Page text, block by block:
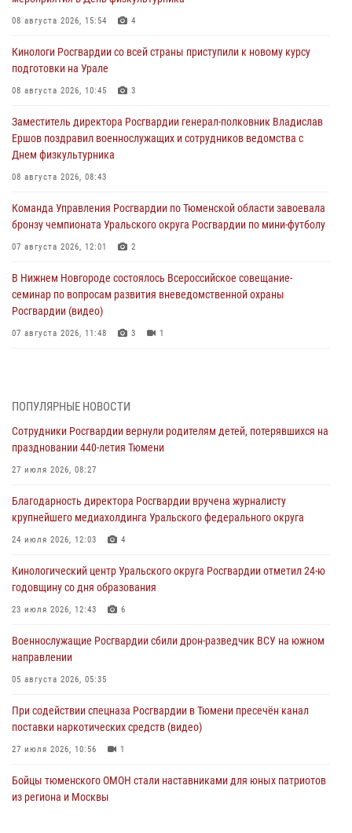
08 августа 2026, 15:54 4
Кинологи Росгвардии со всей страны приступили к новому курсу
подготовки на Урале
08 августа 2026, 10:45 3
Заместитель директора Росгвардии генерал-полковник Владислав
Ершов поздравил военнослужащих и сотрудников ведомства с
Днем физкультурника
08 августа 2026, 08:43
Команда Управления Росгвардии по Тюменской области завоевала
бронзу чемпионата Уральского округа Росгвардии по мини-футболу
07 августа 2026, 12:01 2
В Нижнем Новгороде состоялось Всероссийское совещание-
семинар по вопросам развития вневедомственной охраны
Росгвардии (видео)
07 августа 2026, 11:48 3 1
07 августа 2026, 10:57 5
Память военнослужащих, погибших в разные годы при исполнении
воинского долга, почтили в кинологическом центре Уральского
округа Росгвардии
Росгвардейцы в Тюменской области знакомят детей со своей
службой и напоминают о мерах безопасности
Росгвардейцы приняли участие в фотопроекте «Прогуляемся по
Тюменской области» в рамках акции «Храним огонь Победы»
Росгвардейцы в Тюменской области почтили память генерала
армии Ивана Кирилловича Яковлева
ПОПУЛЯРНЫЕ НОВОСТИ
Сотрудники Росгвардии вернули родителям детей, потерявшихся на
праздновании 440-летия Тюмени
27 июля 2026, 08:27
Благодарность директора Росгвардии вручена журналисту
крупнейшего медиахолдинга Уральского федерального округа
24 июля 2026, 12:03 4
Кинологический центр Уральского округа Росгвардии отметил 24-ю
годовщину со дня образования
23 июля 2026, 12:43 6
Военнослужащие Росгвардии сбили дрон-разведчик ВСУ на южном
направлении
05 августа 2026, 05:35
При содействии спецназа Росгвардии в Тюмени пресечён канал
поставки наркотических средств (видео)
27 июля 2026, 10:56 1
Бойцы тюменского ОМОН стали наставниками для юных патриотов
из региона и Москвы